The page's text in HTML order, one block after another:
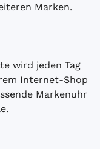
Marken.
wird jeden Tag
Internet-Shop
Markenuhr